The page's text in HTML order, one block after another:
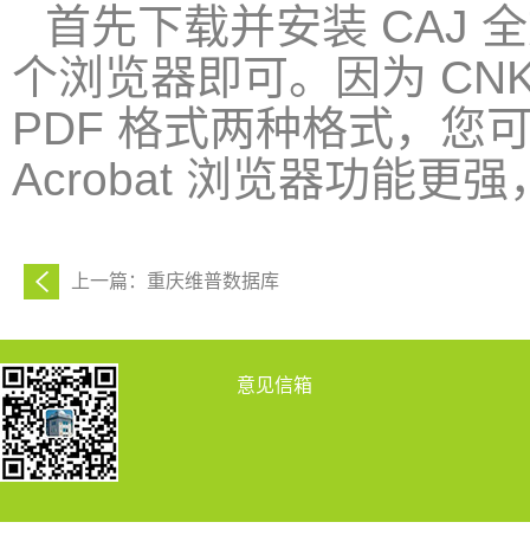
首先下载并安装 CAJ
个浏览器即可。因为
PDF 格式两种格式，您
Acrobat 浏览器功能更强
上一篇：重庆维普数据库
意见信箱